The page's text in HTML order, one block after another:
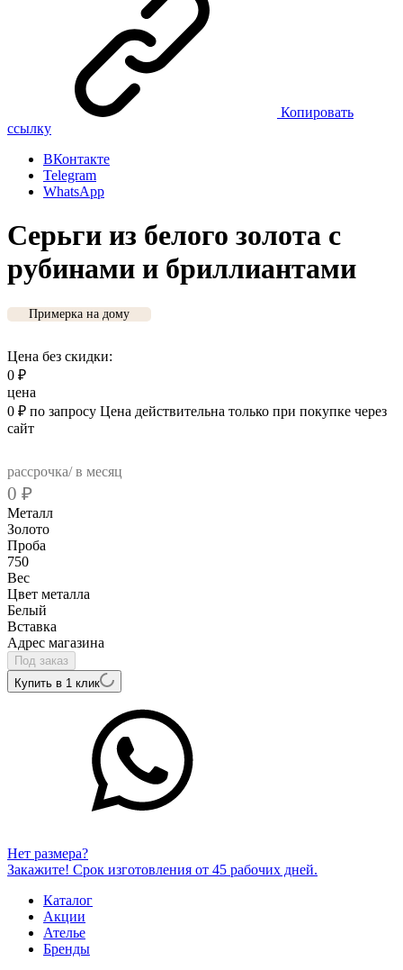
Копировать
ссылку
ВКонтакте
Telegram
WhatsApp
Серьги из белого золота с
рубинами и бриллиантами
Примерка на дому
Цена без скидки:
0 ₽
цена
0 ₽ по запросу Цена действительна только при покупке через
сайт
рассрочка/ в месяц
0 ₽
Металл
Золото
Проба
750
Вес
Цвет металла
Белый
Вcтавка
Адрес магазина
Под заказ
Купить в 1 клик
Нет размера?
Закажите! Срок изготовления от 45 рабочих дней.
Каталог
Акции
Ателье
Бренды